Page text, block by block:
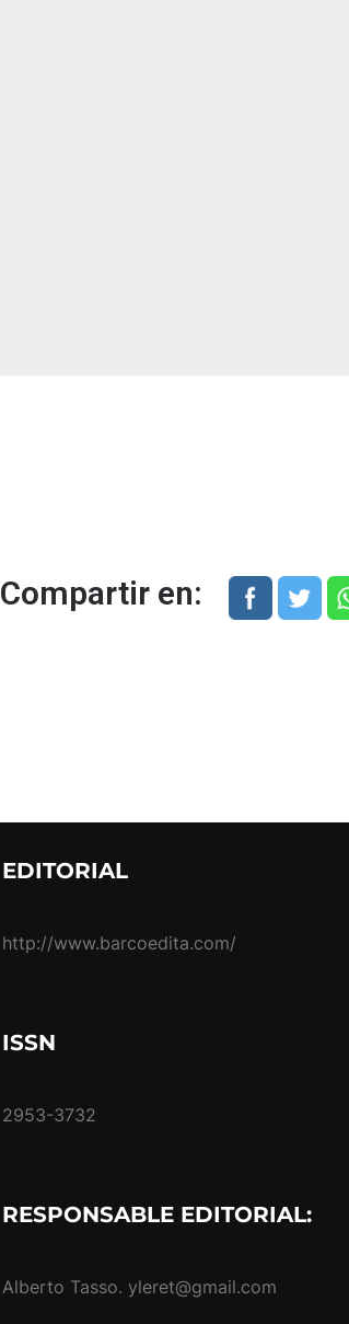
Compartir en:
EDITORIAL
http://www.barcoedita.com/
ISSN
2953-3732
RESPONSABLE EDITORIAL:
Alberto Tasso. yleret@gmail.com